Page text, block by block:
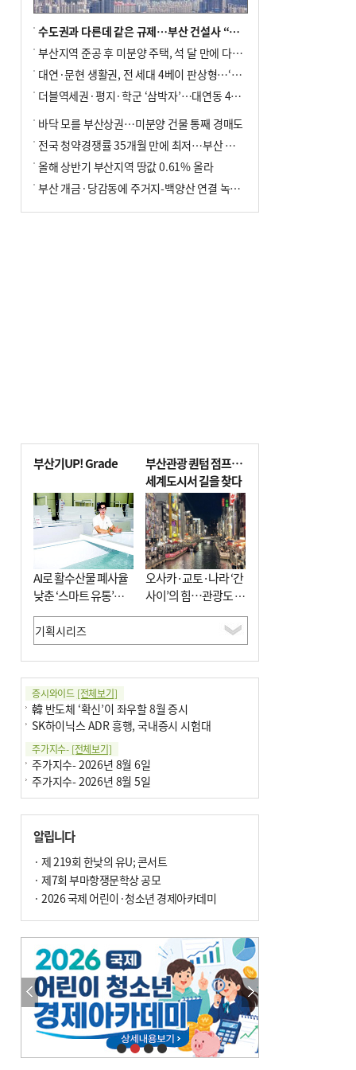
수도권과 다른데 같은 규제…부산 건설사 “쓰러지기 직전”
부산지역 준공 후 미분양 주택, 석 달 만에 다시 3000가구 넘어서
대연·문현 생활권, 전 세대 4베이 판상형…‘더샵 트리센트’ 내달 분양
더블역세권·평지·학군 ‘삼박자’…대연동 42층 브랜드 단지
바닥 모를 부산상권…미분양 건물 통째 경매도
전국 청약경쟁률 35개월 만에 최저…부산 미분양 ‘적체’ 심화
올해 상반기 부산지역 땅값 0.61% 올라
부산 개금·당감동에 주거지-백양산 연결 녹지 조성
부산기UP! Grade
AI로 활수산물 폐사율
낮춘 ‘스마트 유통’…
사막·산악지대 수출
도전
부산관광 퀀텀 점프…
세계도시서 길을 찾다
오사카·교토·나라 ‘간
사이’의 힘…관광도 뭉
쳐야 흥한다
증시와이드 [전체보기]
韓 반도체 ‘확신’이 좌우할 8월 증시
SK하이닉스 ADR 흥행, 국내증시 시험대
주가지수- [전체보기]
주가지수- 2026년 8월 6일
주가지수- 2026년 8월 5일
알립니다
· 제 219회 한낮의 유U; 콘서트
· 제7회 부마항쟁문학상 공모
· 2026 국제 어린이·청소년 경제아카데미